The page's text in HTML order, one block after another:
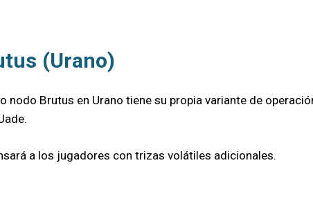
(Urano)
nodo Brutus en Urano tiene su propia variante de
a los jugadores con trizas volátiles adicionales.